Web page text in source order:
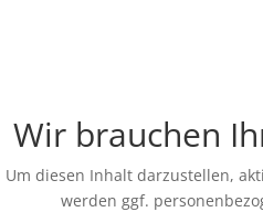
Wir brauchen
Um diesen Inhalt darzustellen,
werden ggf.